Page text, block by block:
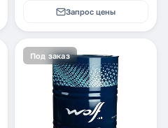
Запрос цены
Под заказ